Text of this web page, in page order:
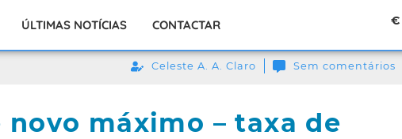
ÚLTIMAS NOTÍCIAS CONTACTAR €
Celeste A. A. Claro Sem comentários
máximo – taxa de